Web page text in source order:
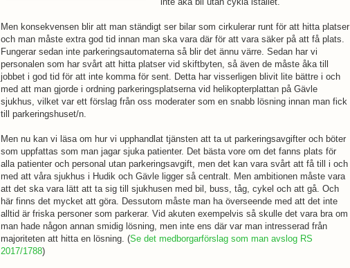
Men konsekvensen blir att man ständigt ser bilar som cirkulerar runt för att hitta platser
och man måste extra god tid innan man ska vara där för att vara säker på att få plats.
Fungerar sedan inte parkeringsautomaterna så blir det ännu värre. Sedan har vi
personalen som har svårt att hitta platser vid skiftbyten, så även de måste åka till
jobbet i god tid för att inte komma för sent. Detta har visserligen blivit lite bättre i och
med att man gjorde i ordning parkeringsplatserna vid helikopterplattan på Gävle
sjukhus, vilket var ett förslag från oss moderater som en snabb lösning innan man fick
till parkeringshuset/n.
Men nu kan vi läsa om hur vi upphandlat tjänsten att ta ut parkeringsavgifter och böter
som uppfattas som man jagar sjuka patienter. Det bästa vore om det fanns plats för
alla patienter och personal utan parkeringsavgift, men det kan vara svårt att få till i och
med att våra sjukhus i Hudik och Gävle ligger så centralt. Men ambitionen måste vara
att det ska vara lätt att ta sig till sjukhusen med bil, buss, tåg, cykel och att gå. Och
här finns det mycket att göra. Dessutom måste man ha överseende med att det inte
alltid är friska personer som parkerar. Vid akuten exempelvis så skulle det vara bra om
man hade någon annan smidig lösning, men inte ens där var man intresserad från
majoriteten att hitta en lösning. (Se det medborgarförslag som man avslog RS
2017/1788)